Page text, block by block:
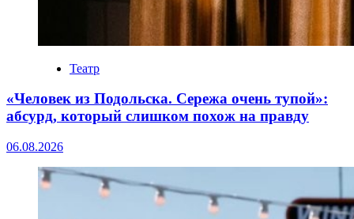
Театр
«Человек из Подольска. Сережа очень тупой»:
абсурд, который слишком похож на правду
06.08.2026